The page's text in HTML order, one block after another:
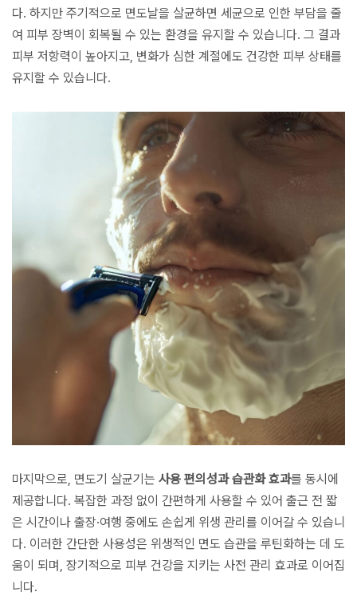
다. 하지만 주기적으로 면도날을 살균하면 세균으로 인한 부담을 줄
여 피부 장벽이 회복될 수 있는 환경을 유지할 수 있습니다. 그 결과
피부 저항력이 높아지고, 변화가 심한 계절에도 건강한 피부 상태를
유지할 수 있습니다.
마지막으로, 면도기 살균기는 사용 편의성과 습관화 효과를 동시에
제공합니다. 복잡한 과정 없이 간편하게 사용할 수 있어 출근 전 짧
은 시간이나 출장·여행 중에도 손쉽게 위생 관리를 이어갈 수 있습니
다. 이러한 간단한 사용성은 위생적인 면도 습관을 루틴화하는 데 도
움이 되며, 장기적으로 피부 건강을 지키는 사전 관리 효과로 이어집
니다.